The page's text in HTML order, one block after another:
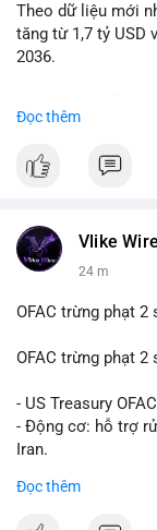
Lời khuyên: Nhà
khi giao dịch được
ưu tiên quản trị
#btcmempool65k
Theo dữ liệu mới
tăng từ 1,7 tỷ USD
2036.
hàng năm (CAGR)
Điều gì đang thúc
Đọc thêm
Vlike Wire
24 m
OFAC trừng phạt
OFAC trừng phạt
- US Treasury
- Động cơ: hỗ trợ
Iran.
- Tác động: rủi ro
Đọc thêm